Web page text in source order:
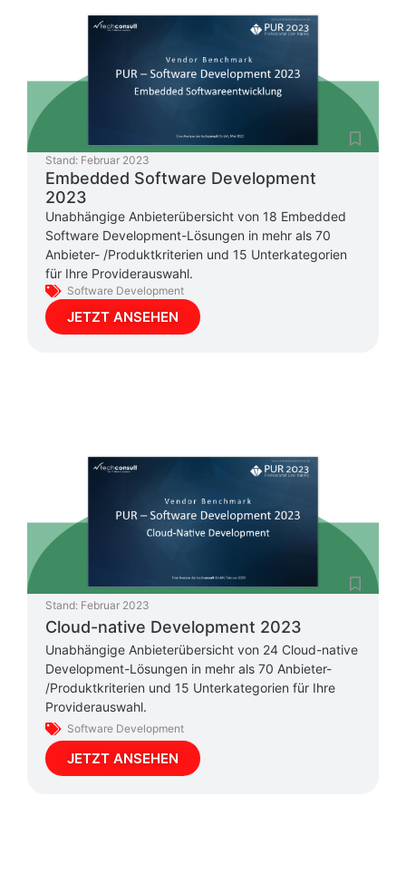
Stand: Februar 2023
Embedded Software Development
2023
Unabhängige Anbieterübersicht von 18 Embedded
Software Development-Lösungen in mehr als 70
Anbieter- /Produktkriterien und 15 Unterkategorien
für Ihre Providerauswahl.
Software Development
JETZT ANSEHEN
Stand: Februar 2023
Cloud-native Development 2023
Unabhängige Anbieterübersicht von 24 Cloud-native
Development-Lösungen in mehr als 70 Anbieter-
/Produktkriterien und 15 Unterkategorien für Ihre
Providerauswahl.
Software Development
JETZT ANSEHEN